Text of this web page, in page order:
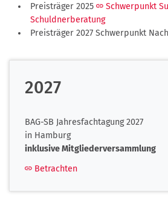
Preisträger 2025
Schwerpunkt
Schuldnerberatung
Preisträger 2027 Schwerpunkt
2027
BAG-SB Jahresfachtagung 2027
in Hamburg
inklusive Mitgliederversammlung
Betrachten